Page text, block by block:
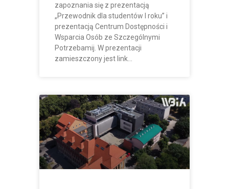
zapoznania się z prezentacją
„Przewodnik dla studentów I roku” i
prezentacją Centrum Dostępności i
Wsparcia Osób ze Szczególnymi
Potrzebamij. W prezentacji
zamieszczony jest link…